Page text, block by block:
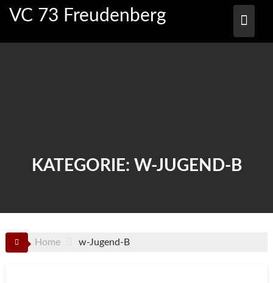
Skip
VC 73 Freudenberg
KATEGORIE: W-JUGEND-B
Home w-Jugend-B